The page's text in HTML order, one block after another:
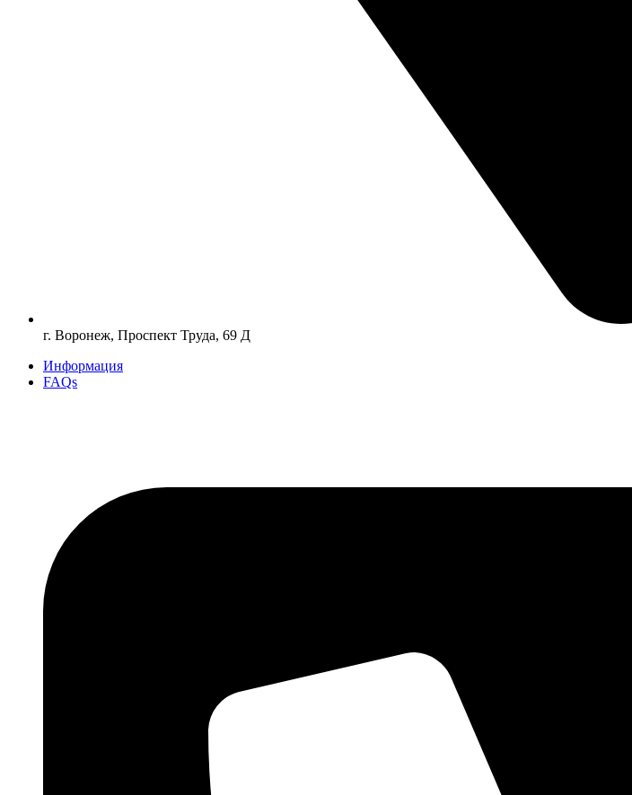
г. Воронеж, Проспект Труда, 69 Д
Информация
FAQs